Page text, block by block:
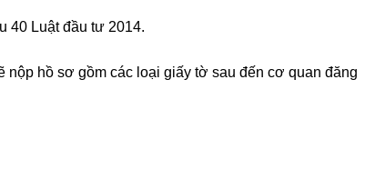
40 Luật đầu tư 2014.
nộp hồ sơ gồm các loại giấy tờ sau đến cơ quan đăng